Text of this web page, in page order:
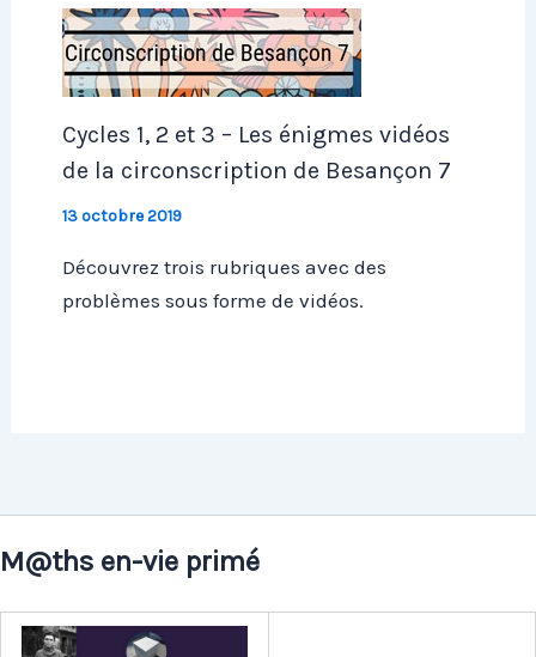
Cycles 1, 2 et 3 – Les énigmes vidéos
de la circonscription de Besançon 7
13 octobre 2019
Découvrez trois rubriques avec des
problèmes sous forme de vidéos.
M@ths en-vie primé